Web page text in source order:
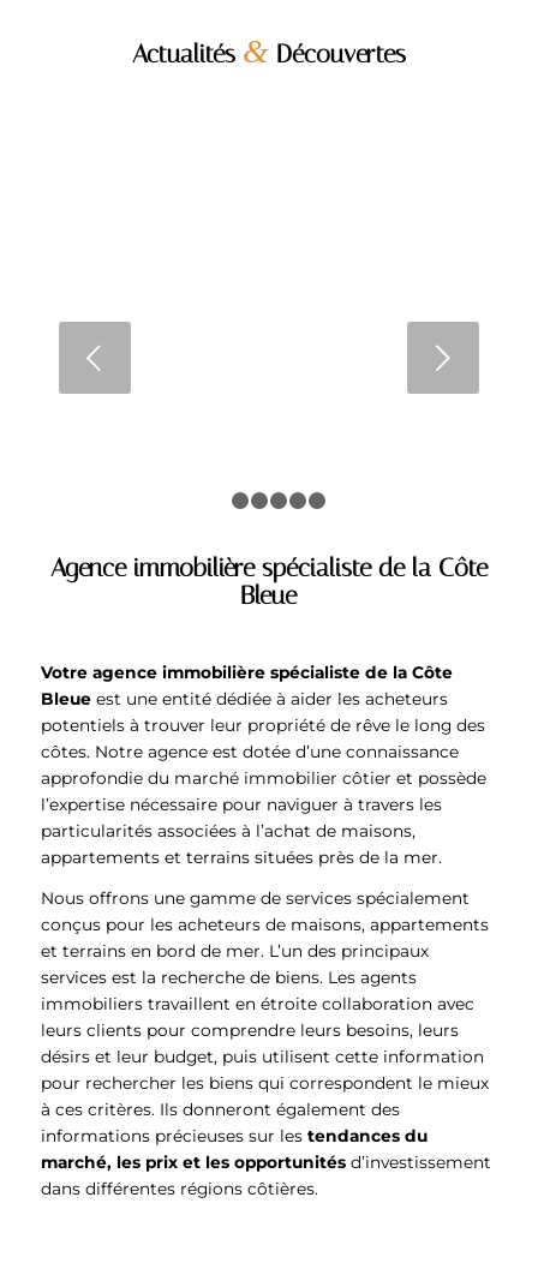
Actualités &Découvertes
Agence immobilière spécialiste de la Côte
Bleue
Votre agence immobilière spécialiste de la Côte
Bleueest une entité dédiée à aider les acheteurs
potentiels à trouver leur propriété de rêve le long des
côtes. Notre agence est dotée d’une connaissance
approfondie du marché immobilier côtier et possède
l’expertise nécessaire pour naviguer à travers les
particularités associées à l’achat de maisons,
appartements et terrains situées près de la mer.
Nous offrons une gamme de services spécialement
conçus pour les acheteurs de maisons, appartements
et terrains en bord de mer. L’un des principaux
services est la recherche de biens. Les agents
immobiliers travaillent en étroite collaboration avec
leurs clients pour comprendre leurs besoins, leurs
désirs et leur budget, puis utilisent cette information
pour rechercher les biens qui correspondent le mieux
à ces critères. Ils donneront également des
informations précieuses sur les tendances du
marché, les prix et les opportunitésd’investissement
dans différentes régions côtières.